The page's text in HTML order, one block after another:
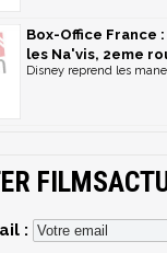
Box-Office France
les Na'vis, 2eme
Disney reprend les
: